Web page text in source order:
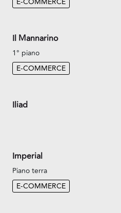
Il Mannarino
1° piano
E-COMMERCE
Iliad
Imperial
Piano terra
E-COMMERCE